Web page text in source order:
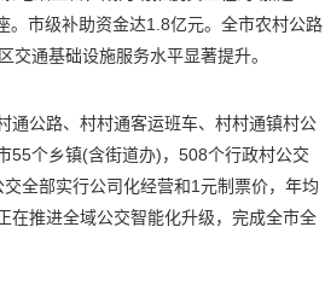
。市级补助资金达1.8亿元。全市农村公路
通基础设施服务水平显著提升。
通公路、村村通客运班车、村村通镇村公
55个乡镇(含街道办)，508个行政村公交
全部实行公司化经营和1元制票价，年均
在推进全域公交智能化升级，完成全市全